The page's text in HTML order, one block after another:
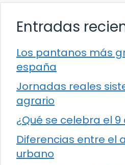
Entradas
Los pantanos más
españa
Jornadas reales
agrario
¿Qué se celebra el
Diferencias entre el
urbano